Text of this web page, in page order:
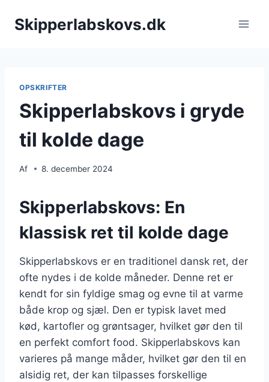
Skipperlabskovs.dk
OPSKRIFTER
Skipperlabskovs i gryde
til kolde dage
Af 8. december 2024
Skipperlabskovs: En
klassisk ret til kolde dage
Skipperlabskovs er en traditionel dansk ret, der
ofte nydes i de kolde måneder. Denne ret er
kendt for sin fyldige smag og evne til at varme
både krop og sjæl. Den er typisk lavet med
kød, kartofler og grøntsager, hvilket gør den til
en perfekt comfort food. Skipperlabskovs kan
varieres på mange måder, hvilket gør den til en
alsidig ret, der kan tilpasses forskellige